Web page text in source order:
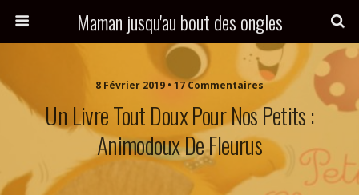
Maman jusqu'au bout des ongles
8 Février 2019 • 17 Commentaires
Un Livre Tout Doux Pour Nos Petits :
Animodoux De Fleurus